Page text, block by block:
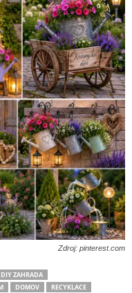
Zdroj: pinterest.com
DIY ZAHRADA
DOMOV
RECYKLACE